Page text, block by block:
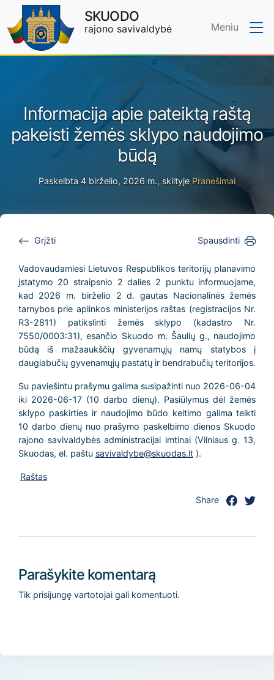
Skip to main content
SKUODO
rajono savivaldybė Meniu
Informacija apie pateiktą raštą
pakeisti žemės sklypo naudojimo
būdą
Paskelbta 4 birželio, 2026 m., skiltyje Pranešimai
Grįžti Spausdinti
Vadovaudamiesi Lietuvos Respublikos teritorijų planavimo
įstatymo 20 straipsnio 2 dalies 2 punktu informuojame,
kad 2026 m. birželio 2 d. gautas Nacionalinės žemės
tarnybos prie aplinkos ministerijos raštas (registracijos Nr.
R3-2811) patikslinti žemės sklypo (kadastro Nr.
7550/0003:31), esančio Skuodo m. Šaulių g., naudojimo
būdą iš mažaaukščių gyvenamųjų namų statybos į
daugiabučių gyvenamųjų pastatų ir bendrabučių teritorijos.
Su paviešintu prašymu galima susipažinti nuo 2026-06-04
iki 2026-06-17 (10 darbo dienų). Pasiūlymus dėl žemės
sklypo paskirties ir naudojimo būdo keitimo galima teikti
10 darbo dienų nuo prašymo paskelbimo dienos Skuodo
rajono savivaldybės administracijai imtinai (Vilniaus g. 13,
Skuodas, el. paštu savivaldybe@skuodas.lt).
Raštas
Share
Parašykite komentarą
Tik prisijungęvartotojai gali komentuoti.